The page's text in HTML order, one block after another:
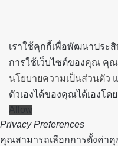
เราใช้คุกกี้เพื่อพัฒนาประ
การใช้เว็บไซต์ของคุณ คุ
นโยบายความเป็นส่วนตัว
ตัวเองได้ของคุณได้เองโด
Allow
Privacy Preferences
คุณสามารถเลือกการตั้งค่าคุ